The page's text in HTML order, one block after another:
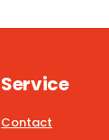
Service
Contact